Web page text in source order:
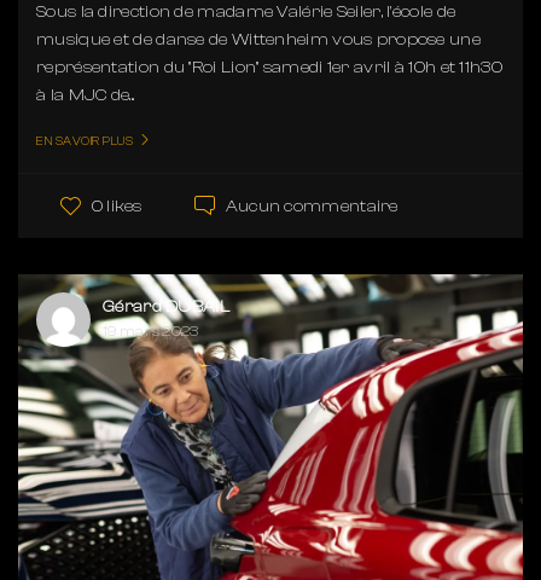
Sous la direction de madame Valérie Seiler, l'école de
musique et de danse de Wittenheim vous propose une
représentation du "Roi Lion" samedi 1er avril à 10h et 11h30
à la MJC de...
EN SAVOIR PLUS
0 likes Aucun commentaire
Gérard DUBAIL
19 mars 2023